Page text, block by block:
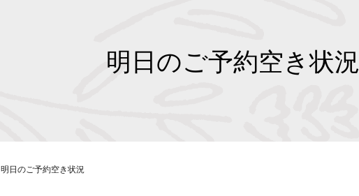
明日のご予約空き状況
明日のご予約空き状況